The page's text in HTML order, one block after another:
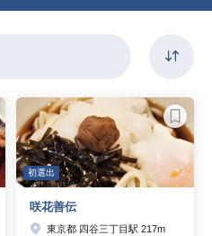
初選出
咲花善伝
東京都 四谷三丁目駅 217m